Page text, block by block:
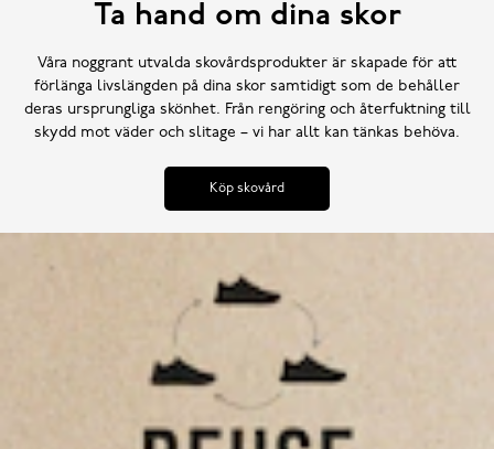
Ta hand om dina skor
Våra noggrant utvalda skovårdsprodukter är skapade för att
förlänga livslängden på dina skor samtidigt som de behåller
deras ursprungliga skönhet. Från rengöring och återfuktning till
skydd mot väder och slitage – vi har allt kan tänkas behöva.
Köp skovård